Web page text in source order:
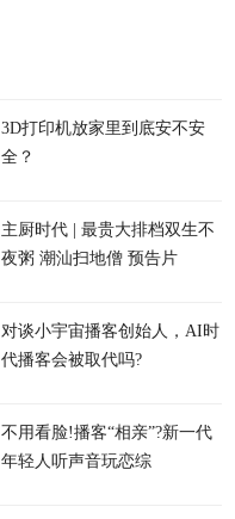
3D打印机放家里到底安不安
全？
主厨时代 | 最贵大排档双生不
夜粥 潮汕扫地僧 预告片
对谈小宇宙播客创始人，AI时
代播客会被取代吗?
不用看脸!播客“相亲”?新一代
年轻人听声音玩恋综